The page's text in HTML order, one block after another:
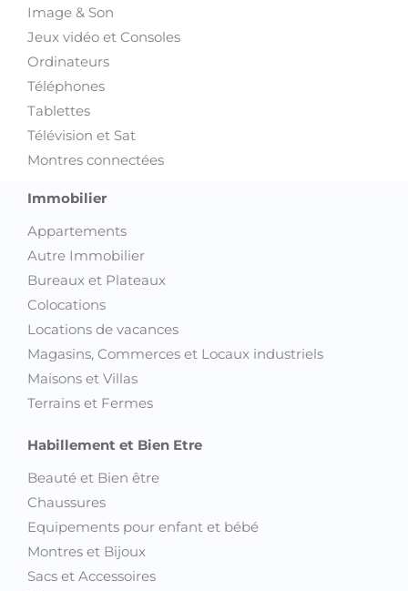
Image & Son
Jeux vidéo et Consoles
Ordinateurs
Téléphones
Tablettes
Télévision et Sat
Montres connectées
Immobilier
Appartements
Autre Immobilier
Bureaux et Plateaux
Colocations
Locations de vacances
Magasins, Commerces et Locaux industriels
Maisons et Villas
Terrains et Fermes
Habillement et Bien Etre
Beauté et Bien être
Chaussures
Equipements pour enfant et bébé
Montres et Bijoux
Sacs et Accessoires